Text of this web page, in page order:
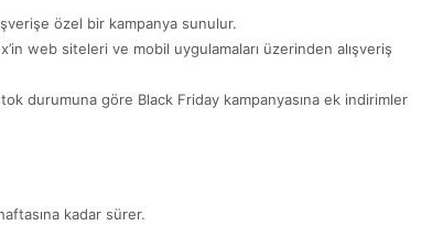
özel bir kampanya sunulur.
web siteleri ve mobil uygulamaları üzerinden alışveriş
durumuna göre Black Friday kampanyasına ek indirimler
kadar sürer.